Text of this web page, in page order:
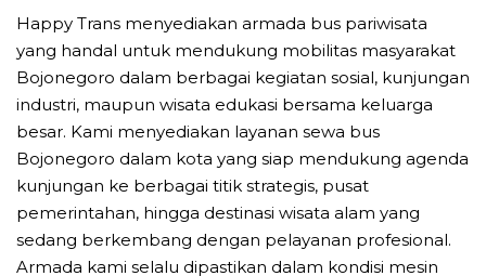
Happy Trans menyediakan armada bus pariwisata
yang handal untuk mendukung mobilitas masyarakat
Bojonegoro dalam berbagai kegiatan sosial, kunjungan
industri, maupun wisata edukasi bersama keluarga
besar. Kami menyediakan layanan sewa bus
Bojonegoro dalam kota yang siap mendukung agenda
kunjungan ke berbagai titik strategis, pusat
pemerintahan, hingga destinasi wisata alam yang
sedang berkembang dengan pelayanan profesional.
Armada kami selalu dipastikan dalam kondisi mesin